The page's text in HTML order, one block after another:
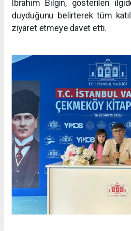
İbrahim Bilgin, gösterilen
duyduğunu belirterek tüm
ziyaret etmeye